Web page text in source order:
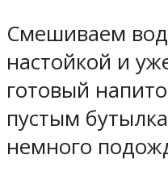
Смешиваем
настойкой и
готовый
пустым
немного